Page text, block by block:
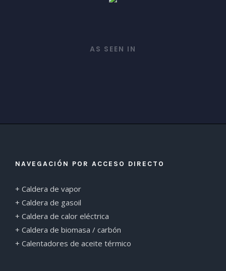
AS SEEN IN
NAVEGACIÓN POR ACCESO DIRECTO
+ Caldera de vapor
+ Caldera de gasoil
+ Caldera de calor eléctrica
+ Caldera de biomasa / carbón
+ Calentadores de aceite térmico